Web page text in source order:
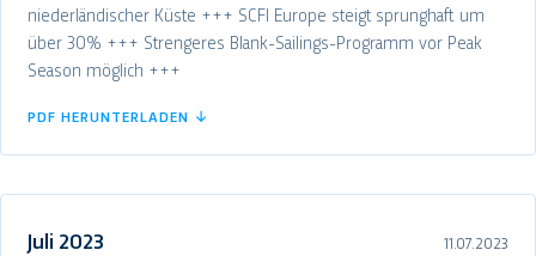
niederländischer Küste +++ SCFI Europe steigt sprunghaft um
über 30% +++ Strengeres Blank-Sailings-Programm vor Peak
Season möglich +++
PDF HERUNTERLADEN ↓
Juli 2023 11.07.2023